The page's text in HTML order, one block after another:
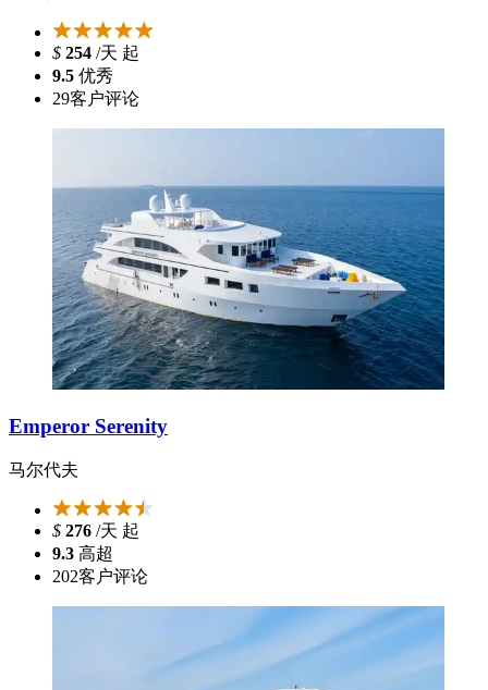
$ 254 /天 起
9.5 优秀
29客户评论
Emperor Serenity
马尔代夫
$ 276 /天 起
9.3 高超
202客户评论